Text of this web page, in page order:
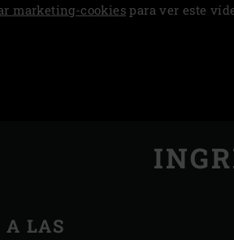
marketing-cookiespara ver este
A LAS